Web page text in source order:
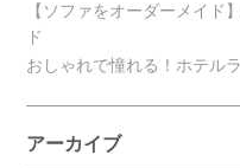
【ソファをオーダーメイド
ド
おしゃれで憧れる！ホテル
アーカイブ